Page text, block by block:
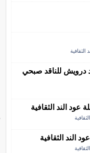
الثقافية
درويش للناقد صبحي
الند الثقافية